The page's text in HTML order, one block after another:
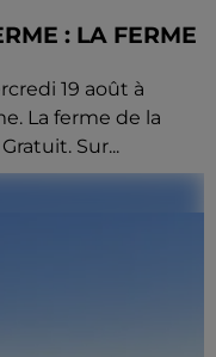
: LA FERME
19 août à
La ferme de la
Sur...